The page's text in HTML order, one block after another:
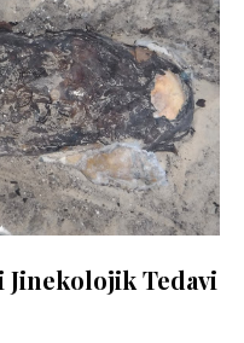
Jinekolojik Tedavi